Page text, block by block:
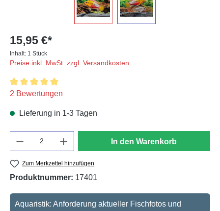
15,95 €*
Inhalt: 1 Stück
Preise inkl. MwSt. zzgl. Versandkosten
Durchschnittliche Bewertung von 5 von 5 Sternen
2 Bewertungen
Lieferung in 1-3 Tagen
In den Warenkorb
Zum Merkzettel hinzufügen
Produktnummer: 17401
Aquaristik: Anforderung aktueller Fischfotos und